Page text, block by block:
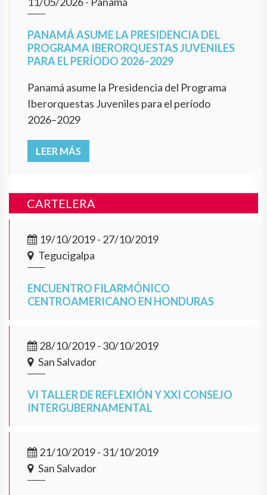
PANAMÁ ASUME LA PRESIDENCIA DEL
PROGRAMA IBERORQUESTAS JUVENILES
PARA EL PERÍODO 2026–2029
Panamá asume la Presidencia del Programa
Iberorquestas Juveniles para el período
2026–2029
LEER MÁS
CARTELERA
19/10/2019 - 27/10/2019
Tegucigalpa
ENCUENTRO FILARMÓNICO
CENTROAMERICANO EN HONDURAS
28/10/2019 - 30/10/2019
San Salvador
VI TALLER DE REFLEXIÓN Y XXI CONSEJO
INTERGUBERNAMENTAL
21/10/2019 - 31/10/2019
San Salvador